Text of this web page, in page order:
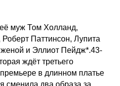
муж Том Холланд,
Паттинсон, Лупита
и Эллиот Пейдж*.43-
ждёт третьего
в длинном платье
сменила два образа за